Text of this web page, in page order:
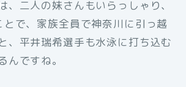
、二人の妹さんもいらっしゃり、
で、家族全員で神奈川に引っ越
、平井瑞希選手も水泳に打ち込む
んですね。